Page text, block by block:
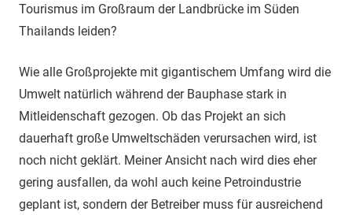
Tourismus im Großraum der Landbrücke im Süden
Thailands leiden?
Wie alle Großprojekte mit gigantischem Umfang wird die
Umwelt natürlich während der Bauphase stark in
Mitleidenschaft gezogen. Ob das Projekt an sich
dauerhaft große Umweltschäden verursachen wird, ist
noch nicht geklärt. Meiner Ansicht nach wird dies eher
gering ausfallen, da wohl auch keine Petroindustrie
geplant ist, sondern der Betreiber muss für ausreichend